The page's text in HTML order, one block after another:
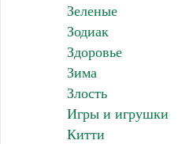
Зеленые
Зодиак
Здоровье
Зима
Злость
Игры и игрушки
Китти